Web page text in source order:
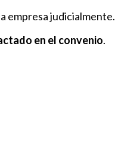
empresa judicialmente.
en el convenio.